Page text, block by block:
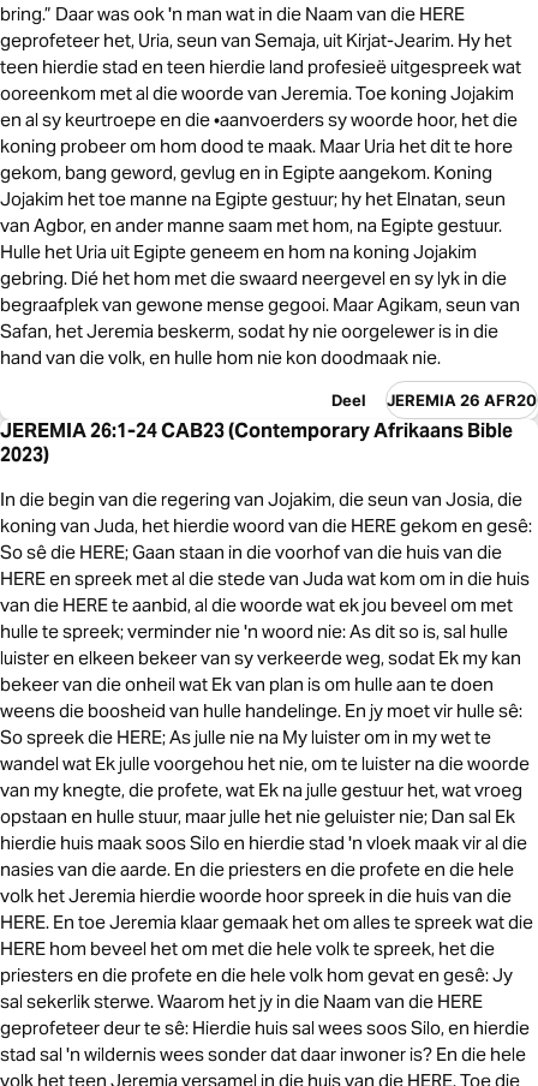
bring.” Daar was ook 'n man wat in die Naam van die HERE
geprofeteer het, Uria, seun van Semaja, uit Kirjat-Jearim. Hy het
teen hierdie stad en teen hierdie land profesieë uitgespreek wat
ooreenkom met al die woorde van Jeremia. Toe koning Jojakim
en al sy keurtroepe en die •aanvoerders sy woorde hoor, het die
koning probeer om hom dood te maak. Maar Uria het dit te hore
gekom, bang geword, gevlug en in Egipte aangekom. Koning
Jojakim het toe manne na Egipte gestuur; hy het Elnatan, seun
van Agbor, en ander manne saam met hom, na Egipte gestuur.
Hulle het Uria uit Egipte geneem en hom na koning Jojakim
gebring. Dié het hom met die swaard neergevel en sy lyk in die
begraafplek van gewone mense gegooi. Maar Agikam, seun van
Safan, het Jeremia beskerm, sodat hy nie oorgelewer is in die
hand van die volk, en hulle hom nie kon doodmaak nie.
Deel JEREMIA 26 AFR20
JEREMIA 26:1-24 CAB23 (Contemporary Afrikaans Bible
2023)
In die begin van die regering van Jojakim, die seun van Josia, die
koning van Juda, het hierdie woord van die HERE gekom en gesê:
So sê die HERE; Gaan staan in die voorhof van die huis van die
HERE en spreek met al die stede van Juda wat kom om in die huis
van die HERE te aanbid, al die woorde wat ek jou beveel om met
hulle te spreek; verminder nie 'n woord nie: As dit so is, sal hulle
luister en elkeen bekeer van sy verkeerde weg, sodat Ek my kan
bekeer van die onheil wat Ek van plan is om hulle aan te doen
weens die boosheid van hulle handelinge. En jy moet vir hulle sê:
So spreek die HERE; As julle nie na My luister om in my wet te
wandel wat Ek julle voorgehou het nie, om te luister na die woorde
van my knegte, die profete, wat Ek na julle gestuur het, wat vroeg
opstaan en hulle stuur, maar julle het nie geluister nie; Dan sal Ek
hierdie huis maak soos Silo en hierdie stad 'n vloek maak vir al die
nasies van die aarde. En die priesters en die profete en die hele
volk het Jeremia hierdie woorde hoor spreek in die huis van die
HERE. En toe Jeremia klaar gemaak het om alles te spreek wat die
HERE hom beveel het om met die hele volk te spreek, het die
priesters en die profete en die hele volk hom gevat en gesê: Jy
sal sekerlik sterwe. Waarom het jy in die Naam van die HERE
geprofeteer deur te sê: Hierdie huis sal wees soos Silo, en hierdie
stad sal 'n wildernis wees sonder dat daar inwoner is? En die hele
volk het teen Jeremia versamel in die huis van die HERE. Toe die